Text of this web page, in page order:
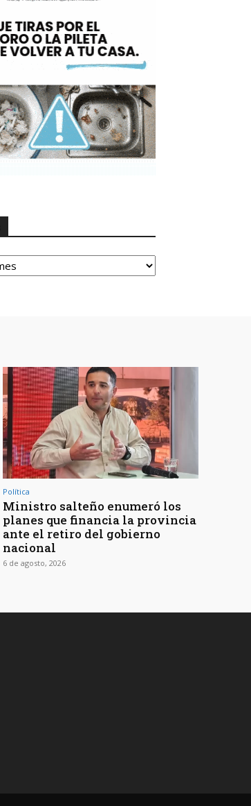
Política
Ministro salteño enumeró los
planes que financia la provincia
ante el retiro del gobierno
nacional
6 de agosto, 2026